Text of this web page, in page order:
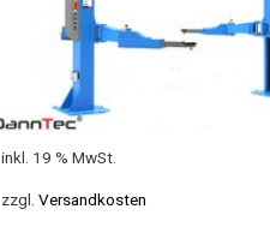
inkl. 19 % MwSt.
zzgl.Versandkosten